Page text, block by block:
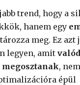
trend, hogy a
hanem egy
meg. Ez azt
legyen, amit
,
épül